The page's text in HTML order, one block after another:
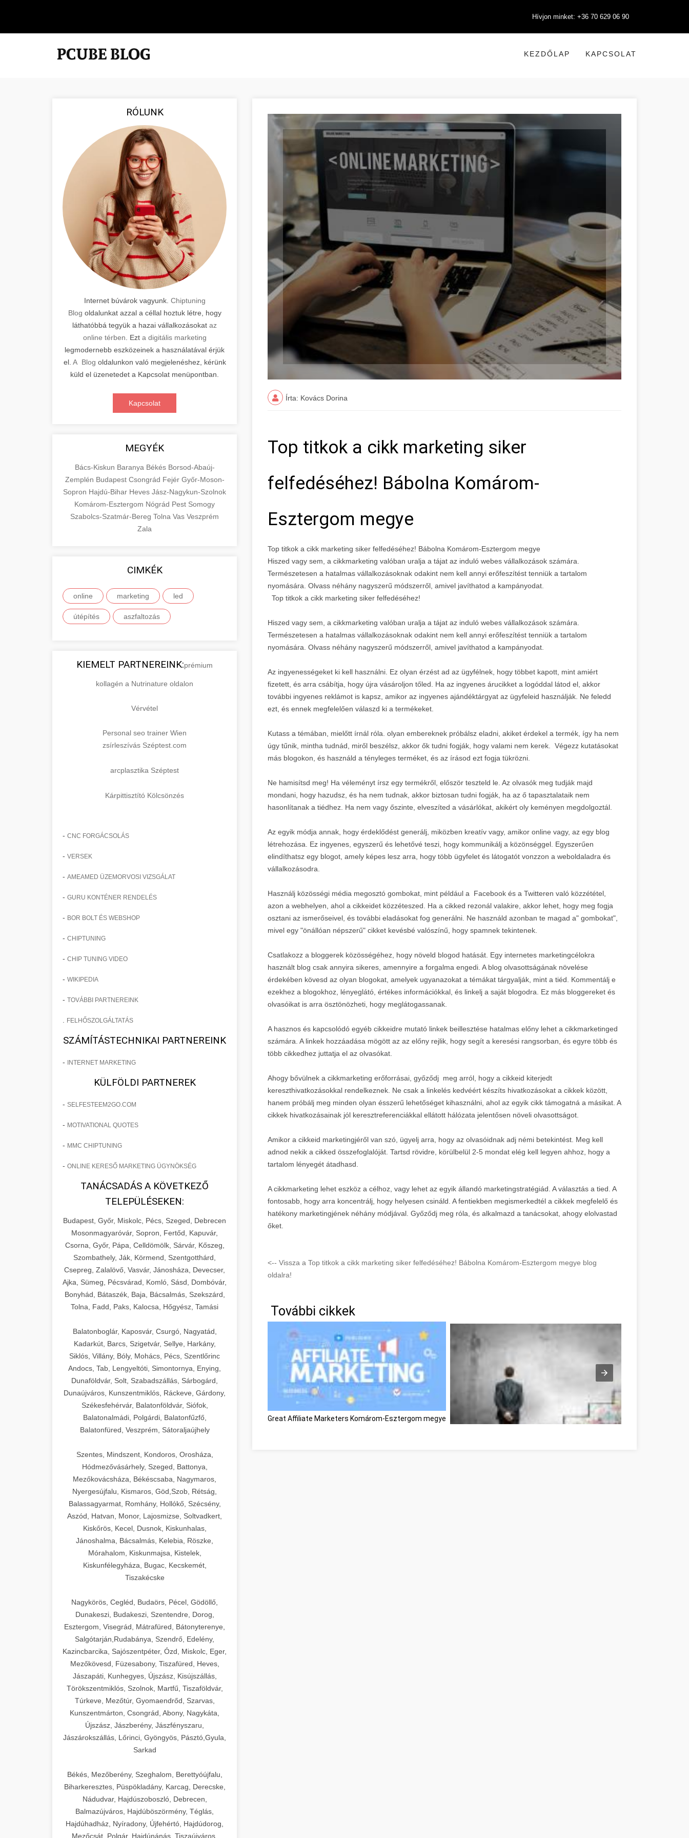
Hívjon minket: +36 70 629 06 90
KEZDŐLAP KAPCSOLAT
RÓLUNK
Internet búvárok vagyunk. Chiptuning
Blog oldalunkat azzal a céllal hoztuk létre, hogy
láthatóbbá tegyük a hazai vállalkozásokat az
online térben . Ezt a digitális marketing
legmodernebb eszközeinek a használatával érjük
el. A Blog oldalunkon való megjelenéshez, kérünk
küld el üzenetedet a Kapcsolat menüpontban.
Kapcsolat
MEGYÉK
Bács-Kiskun Baranya Békés Borsod-Abaúj-
Zemplén Budapest Csongrád Fejér Győr-Moson-
Sopron Hajdú-Bihar Heves Jász-Nagykun-Szolnok
Komárom-Esztergom Nógrád Pest Somogy
Szabolcs-Szatmár-Bereg Tolna Vas Veszprém
Zala
CIMKÉK
online marketing led
útépítés aszfaltozás
KIEMELT PARTNEREINK:prémium
kollagén a Nutrinature oldalon
Vérvétel
Personal seo trainer Wien
zsírleszívás Széptest.com
arcplasztika Széptest
Kárpittisztító Kölcsönzés
- CNC FORGÁCSOLÁS
- VERSEK
- AMEAMED ÜZEMORVOSI VIZSGÁLAT
- GURU KONTÉNER RENDELÉS
- BOR BOLT ÉS WEBSHOP
- CHIPTUNING
- CHIP TUNING VIDEO
- WIKIPEDIA
- TOVÁBBI PARTNEREINK
FELHŐSZOLGÁLTATÁS
SZÁMÍTÁSTECHNIKAI PARTNEREINK
- INTERNET MARKETING
KÜLFÖLDI PARTNEREK
- SELFESTEEM2GO.COM
- MOTIVATIONAL QUOTES
- MMC CHIPTUNING
- ONLINE KERESŐ MARKETING ÜGYNÖKSÉG
TANÁCSADÁS A KÖVETKEZŐ
TELEPÜLÉSEKEN:
Budapest, Győr, Miskolc, Pécs, Szeged, Debrecen
Mosonmagyaróvár, Sopron, Fertőd, Kapuvár,
Csorna, Győr, Pápa, Celldömölk, Sárvár, Kőszeg,
Szombathely, Ják, Körmend, Szentgotthárd,
Csepreg, Zalalövő, Vasvár, Jánosháza, Devecser,
Ajka, Sümeg, Pécsvárad, Komló, Sásd, Dombóvár,
Bonyhád, Bátaszék, Baja, Bácsalmás, Szekszárd,
Tolna, Fadd, Paks, Kalocsa, Hőgyész, Tamási
Balatonboglár, Kaposvár, Csurgó, Nagyatád,
Kadarkút, Barcs, Szigetvár, Sellye, Harkány,
Siklós, Villány, Bóly, Mohács, Pécs, Szentlőrinc
Andocs, Tab, Lengyeltóti, Simontornya, Enying,
Dunaföldvár, Solt, Szabadszállás, Sárbogárd,
Dunaújváros, Kunszentmiklós, Ráckeve, Gárdony,
Székesfehérvár, Balatonföldvár, Siófok,
Balatonalmádi, Polgárdi, Balatonfűzfő,
Balatonfüred, Veszprém, Sátoraljaújhely
Szentes, Mindszent, Kondoros, Orosháza,
Hódmezővásárhely, Szeged, Battonya,
Mezőkovácsháza, Békéscsaba, Nagymaros,
Nyergesújfalu, Kismaros, Göd,Szob, Rétság,
Balassagyarmat, Romhány, Hollókő, Szécsény,
Aszód, Hatvan, Monor, Lajosmizse, Soltvadkert,
Kiskőrös, Kecel, Dusnok, Kiskunhalas,
Jánoshalma, Bácsalmás, Kelebia, Röszke,
Mórahalom, Kiskunmajsa, Kistelek,
Kiskunfélegyháza, Bugac, Kecskemét,
Tiszakécske
Nagykörös, Cegléd, Budaörs, Pécel, Gödöllő,
Dunakeszi, Budakeszi, Szentendre, Dorog,
Esztergom, Visegrád, Mátrafüred, Bátonyterenye,
Salgótarján,Rudabánya, Szendrő, Edelény,
Kazincbarcika, Sajószentpéter, Ózd, Miskolc, Eger,
Mezőkövesd, Füzesabony, Tiszafüred, Heves,
Jászapáti, Kunhegyes, Újszász, Kisújszállás,
Törökszentmiklós, Szolnok, Martfű, Tiszaföldvár,
Túrkeve, Mezőtúr, Gyomaendrőd, Szarvas,
Kunszentmárton, Csongrád, Abony, Nagykáta,
Újszász, Jászberény, Jászfényszaru,
Jászárokszállás, Lőrinci, Gyöngyös, Pásztó,Gyula,
Sarkad
Békés, Mezőberény, Szeghalom, Berettyóújfalu,
Biharkeresztes, Püspökladány, Karcag, Derecske,
Nádudvar, Hajdúszoboszló, Debrecen,
Balmazújváros, Hajdúböszörmény, Téglás,
Hajdúhadház, Nyíradony, Újfehértó, Hajdúdorog,
Mezőcsát, Polgár, Hajdúnánás, Tiszaújváros,
Írta: Kovács Dorina
Top titkok a cikk marketing siker
felfedéséhez! Bábolna Komárom-
Esztergom megye
Top titkok a cikk marketing siker felfedéséhez! Bábolna Komárom-Esztergom megye
Hiszed vagy sem, a cikkmarketing valóban uralja a tájat az induló webes vállalkozások számára.
Természetesen a hatalmas vállalkozásoknak odakint nem kell annyi erőfeszítést tenniük a tartalom
nyomására. Olvass néhány nagyszerű módszerről, amivel javíthatod a kampányodat.
Top titkok a cikk marketing siker felfedéséhez!
Hiszed vagy sem, a cikkmarketing valóban uralja a tájat az induló webes vállalkozások számára.
Természetesen a hatalmas vállalkozásoknak odakint nem kell annyi erőfeszítést tenniük a tartalom
nyomására. Olvass néhány nagyszerű módszerről, amivel javíthatod a kampányodat.
Az ingyenességeket ki kell használni. Ez olyan érzést ad az ügyfélnek, hogy többet kapott, mint amiért
fizetett, és arra csábítja, hogy újra vásároljon tőled. Ha az ingyenes árucikket a logóddal látod el, akkor
további ingyenes reklámot is kapsz, amikor az ingyenes ajándéktárgyat az ügyfeleid használják. Ne feledd
ezt, és ennek megfelelően válaszd ki a termékeket.
Kutass a témában, mielőtt írnál róla. olyan embereknek próbálsz eladni, akiket érdekel a termék, így ha nem
úgy tűnik, mintha tudnád, miről beszélsz, akkor ők tudni fogják, hogy valami nem kerek. Végezz kutatásokat
más blogokon, és használd a tényleges terméket, és az írásod ezt fogja tükrözni.
Ne hamisítsd meg! Ha véleményt írsz egy termékről, először teszteld le. Az olvasók meg tudják majd
mondani, hogy hazudsz, és ha nem tudnak, akkor biztosan tudni fogják, ha az ő tapasztalataik nem
hasonlítanak a tiédhez. Ha nem vagy őszinte, elveszíted a vásárlókat, akikért oly keményen megdolgoztál.
Az egyik módja annak, hogy érdeklődést generálj, miközben kreatív vagy, amikor online vagy, az egy blog
létrehozása. Ez ingyenes, egyszerű és lehetővé teszi, hogy kommunikálj a közönséggel. Egyszerűen
elindíthatsz egy blogot, amely képes lesz arra, hogy több ügyfelet és látogatót vonzzon a weboldaladra és
vállalkozásodra.
Használj közösségi média megosztó gombokat, mint például a Facebook és a Twitteren való közzététel,
azon a webhelyen, ahol a cikkeidet közzéteszed. Ha a cikked rezonál valakire, akkor lehet, hogy meg fogja
osztani az ismerőseivel, és további eladásokat fog generálni. Ne használd azonban te magad a" gombokat",
mivel egy "önállóan népszerű" cikket kevésbé valószínű, hogy spamnek tekintenek.
Csatlakozz a bloggerek közösségéhez, hogy növeld blogod hatását. Egy internetes marketingcélokra
használt blog csak annyira sikeres, amennyire a forgalma engedi. A blog olvasottságának növelése
érdekében kövesd az olyan blogokat, amelyek ugyanazokat a témákat tárgyalják, mint a tiéd. Kommentálj e
ezekhez a blogokhoz, lényeglátó, értékes információkkal, és linkelj a saját blogodra. Ez más bloggereket és
olvasóikat is arra ösztönözheti, hogy meglátogassanak.
A hasznos és kapcsolódó egyéb cikkeidre mutató linkek beillesztése hatalmas előny lehet a cikkmarketinged
számára. A linkek hozzáadása mögött az az előny rejlik, hogy segít a keresési rangsorban, és egyre több és
több cikkedhez juttatja el az olvasókat.
Ahogy bővülnek a cikkmarketing erőforrásai, győződj meg arról, hogy a cikkeid kiterjedt
kereszthivatkozásokkal rendelkeznek. Ne csak a linkelés kedvéért készíts hivatkozásokat a cikkek között,
hanem próbálj meg minden olyan ésszerű lehetőséget kihasználni, ahol az egyik cikk támogatná a másikat. A
cikkek hivatkozásainak jól keresztreferenciákkal ellátott hálózata jelentősen növeli olvasottságot.
Amikor a cikkeid marketingjéről van szó, ügyelj arra, hogy az olvasóidnak adj némi betekintést. Meg kell
adnod nekik a cikked összefoglalóját. Tartsd rövidre, körülbelül 2-5 mondat elég kell legyen ahhoz, hogy a
tartalom lényegét átadhasd.
A cikkmarketing lehet eszköz a célhoz, vagy lehet az egyik állandó marketingstratégiád. A választás a tied. A
fontosabb, hogy arra koncentrálj, hogy helyesen csináld. A fentiekben megismerkedtél a cikkek megfelelő és
hatékony marketingjének néhány módjával. Győződj meg róla, és alkalmazd a tanácsokat, ahogy elolvastad
őket.
<-- Vissza a Top titkok a cikk marketing siker felfedéséhez! Bábolna Komárom-Esztergom megye blog
oldalra!
További cikkek
Great Affiliate Marketers Komárom-Esztergom megye